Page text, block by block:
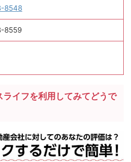
8548
8559
ライフを利用してみてどうで